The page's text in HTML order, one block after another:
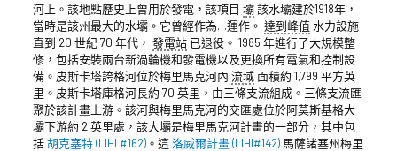
河上。該地點歷史上曾用於發電，該項目 壩該水壩建於1918年，
當時是該州最大的水壩。它曾經作為…運作。 達到峰值 水力設施
直到 20 世紀 70 年代， 發電站已退役。 1985 年進行了大規模整
修，包括安裝兩台新渦輪機和發電機以及更換所有電氣和控制設
備。皮斯卡塔誇格河位於梅里馬克河內 流域面積約 1,799 平方英
里。皮斯卡塔庫格河長約 70 英里，由三條支流組成。三條支流匯
聚於該計畫上游。該河與梅里馬克河的交匯處位於阿莫斯基格大
壩下游約 2 英里處，該大壩是梅里馬克河計畫的一部分，其中包
括胡克塞特 (LIHI #162)。這洛威爾計畫 (LIHI#142)馬薩諸塞州梅里